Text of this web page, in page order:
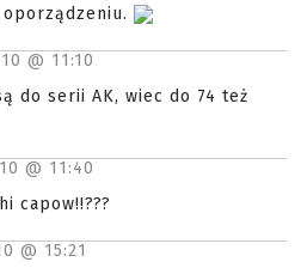
@ 11:10
do serii AK, wiec do 74 też
@ 11:40
capow!!???
@ 15:21